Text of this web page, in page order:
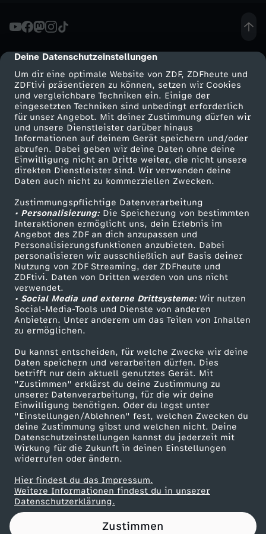
cmp-dialog-description
Deine Datenschutzeinstellungen
Um dir eine optimale Website von ZDF, ZDFheute und
ZDFtivi präsentieren zu können, setzen wir Cookies
und vergleichbare Techniken ein. Einige der
eingesetzten Techniken sind unbedingt erforderlich
für unser Angebot. Mit deiner Zustimmung dürfen wir
und unsere Dienstleister darüber hinaus
Informationen auf deinem Gerät speichern und/oder
abrufen. Dabei geben wir deine Daten ohne deine
Einwilligung nicht an Dritte weiter, die nicht unsere
direkten Dienstleister sind. Wir verwenden deine
Daten auch nicht zu kommerziellen Zwecken.
Zustimmungspflichtige Datenverarbeitung
• Personalisierung:Die Speicherung von bestimmten
Interaktionen ermöglicht uns, dein Erlebnis im
Angebot des ZDF an dich anzupassen und
Personalisierungsfunktionen anzubieten. Dabei
personalisieren wir ausschließlich auf Basis deiner
Nutzung von ZDF Streaming, der ZDFheute und
ZDFtivi. Daten von Dritten werden von uns nicht
verwendet.
• Social Media und externe Drittsysteme:Wir nutzen
Social-Media-Tools und Dienste von anderen
Anbietern. Unter anderem um das Teilen von Inhalten
zu ermöglichen.
Du kannst entscheiden, für welche Zwecke wir deine
Daten speichern und verarbeiten dürfen. Dies
betrifft nur dein aktuell genutztes Gerät. Mit
"Zustimmen" erklärst du deine Zustimmung zu
unserer Datenverarbeitung, für die wir deine
Einwilligung benötigen. Oder du legst unter
"Einstellungen/Ablehnen" fest, welchen Zwecken du
deine Zustimmung gibst und welchen nicht. Deine
Datenschutzeinstellungen kannst du jederzeit mit
Wirkung für die Zukunft in deinen Einstellungen
widerrufen oder ändern.
Hier findest du das Impressum.
Weitere Informationen findest du in unserer
Datenschutzerklärung.
Zustimmen
A
f
D
-
A
n
t
r
a
g
z
u
m
B
ü
r
g
e
Mehr ZDF
ZDF-Apps
Smart TV
ZDFtext
Livestreams
Sendungen A-Z
TV-Programm
Service
ZDFmitreden
Kontakt zum ZDF
Tickets
Zuschauerservice
Hilfe
ZDF Unternehmen
Karriere
ZDF goes Schule
Werbefernsehen
Mainzelmännchen
Partner